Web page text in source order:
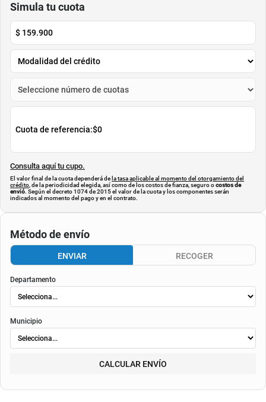
Simula tu cuota
$ 159.900
Cuota de referencia:$0
Consulta aquí tu cupo.
El valor final de la cuota dependerá de la tasa aplicable al momento del otorgamiento del
crédito , de la periodicidad elegida, así como de los costos de fianza, seguro ocostos de
envió. Según el decreto 1074 de 2015 el valor de la cuota y los componentes serán
indicados al momento del pago y en el contrato.
Método de envío
ENVIAR RECOGER
Departamento
Municipio
CALCULAR ENVÍO